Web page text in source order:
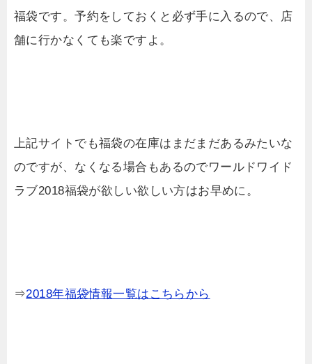
福袋です。予約をしておくと必ず手に入るので、店
舗に行かなくても楽ですよ。
上記サイトでも福袋の在庫はまだまだあるみたいな
のですが、なくなる場合もあるのでワールドワイド
ラブ2018福袋が欲しい欲しい方はお早めに。
⇒2018年福袋情報一覧はこちらから